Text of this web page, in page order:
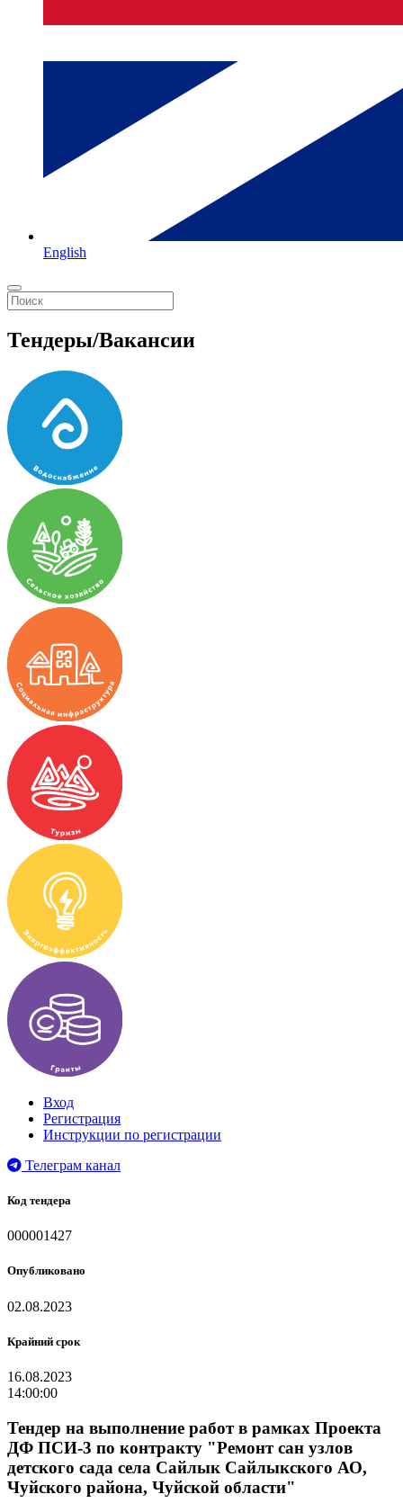
English
Тендеры/Вакансии
Вход
Регистрация
Инструкции по регистрации
Телеграм канал
Код тендера
000001427
Опубликовано
02.08.2023
Крайний срок
16.08.2023
14:00:00
Тендер на выполнение работ в рамках Проекта
ДФ ПСИ-3 по контракту "Ремонт сан узлов
детского сада села Сайлык Сайлыкского АО,
Чуйского района, Чуйской области"